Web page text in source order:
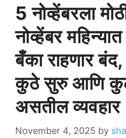
5 नोव्हेंबरला
नोव्हेंबर
बँका राहणार
कुठे सुरु आणि
असतील व्यवहार
November 4, 2025 by